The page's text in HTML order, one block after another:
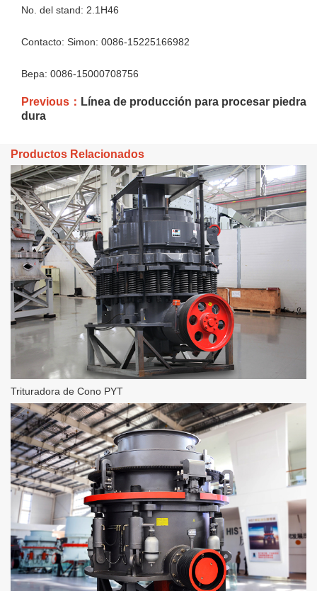
No. del stand: 2.1H46
Contacto: Simon: 0086-15225166982
Bepa: 0086-15000708756
Previous： Línea de producción para procesar piedra
dura
Productos Relacionados
Trituradora de Cono PYT